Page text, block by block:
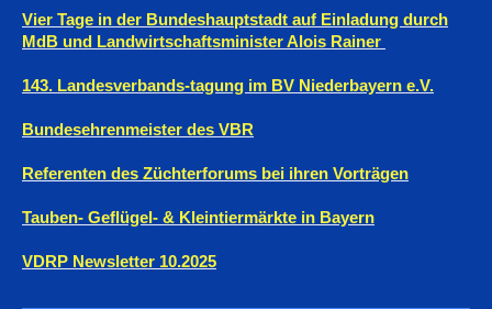
Vier Tage in der Bundeshauptstadt auf Einladung durch
MdB und Landwirtschaftsminister Alois Rainer
143. Landesverbands-tagung im BV Niederbayern e.V.
Bundesehrenmeister des VBR
Referenten des Züchterforums bei ihren Vorträgen
Tauben- Geflügel- & Kleintiermärkte in Bayern
VDRP Newsletter 10.2025